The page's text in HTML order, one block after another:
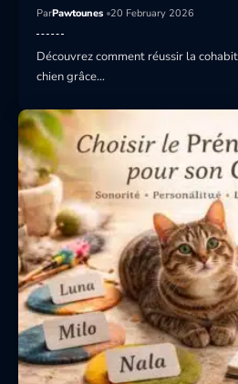
ParPawtounes 20 February 2026
Découvrez comment réussir la
chien grâce…